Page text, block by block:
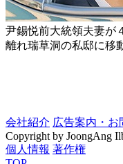
尹錫悦前大統領夫妻が
離れ瑞草洞の私邸に移
会社紹介 広告案内・お
Copyright by JoongAng
個人情報 著作権